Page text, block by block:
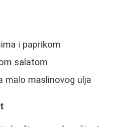
i paprikom
salatom
malo maslinovog ulja